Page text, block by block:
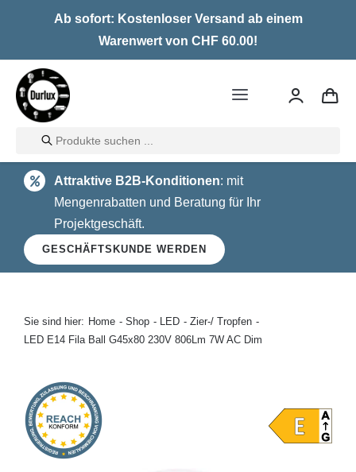
Ab sofort: Kostenloser Versand ab einem
Warenwert von CHF 60.00!
Toggle
Home
LED
Halogen
Glühlampen
Kontakt
Products
search
Attraktive B2B-Konditionen: mit
Mengenrabatten und Beratung für Ihr
Projektgeschäft.
GESCHÄFTSKUNDE WERDEN
Sie sind hier: Home Shop LED
Zier-/ Tropfen
LED E14 Fila Ball G45x80 230V 806Lm 7W AC Dim